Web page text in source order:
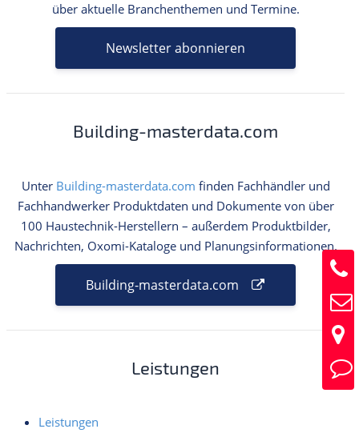
über aktuelle Branchenthemen und Termine.
Newsletter abonnieren
Building-masterdata.com
Unter Building-masterdata.com finden Fachhändler und
Fachhandwerker Produktdaten und Dokumente von über
100 Haustechnik-Herstellern – außerdem Produktbilder,
Nachrichten, Oxomi-Kataloge und Planungsinformationen.
Building-masterdata.com
Leistungen
Leistungen